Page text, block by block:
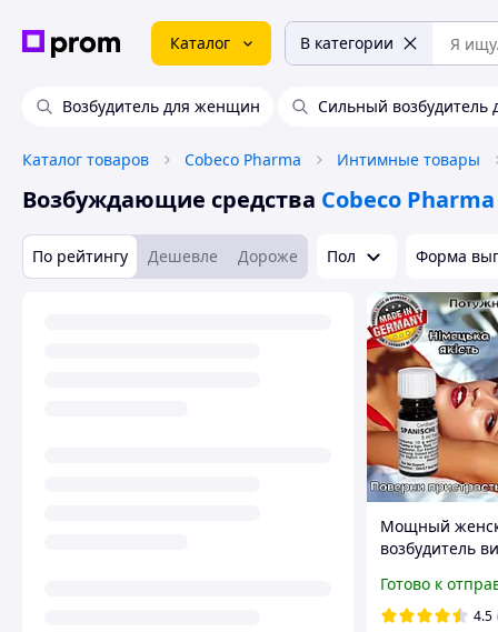
Каталог В категории
Возбудитель для женщин Сильный
Каталог товаров Cobeco Pharma Интимные товары
Возбуждающие средства Cobeco Pharma
По рейтингу Дешевле Дороже Пол Форма
Мощный
возбудитель
«Spanische Fly /
Шпанская
Готово к
4.5